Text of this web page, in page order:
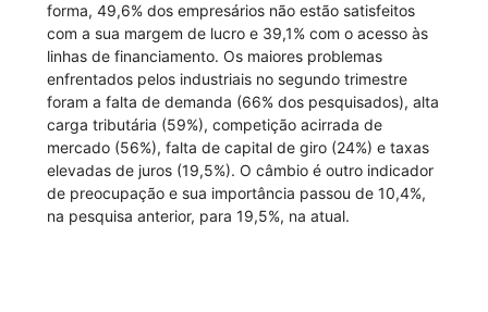
forma, 49,6% dos empresários não estão satisfeitos
com a sua margem de lucro e 39,1% com o acesso às
linhas de financiamento. Os maiores problemas
enfrentados pelos industriais no segundo trimestre
foram a falta de demanda (66% dos pesquisados), alta
carga tributária (59%), competição acirrada de
mercado (56%), falta de capital de giro (24%) e taxas
elevadas de juros (19,5%). O câmbio é outro indicador
de preocupação e sua importância passou de 10,4%,
na pesquisa anterior, para 19,5%, na atual.